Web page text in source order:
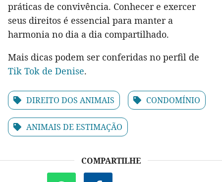
práticas de convivência. Conhecer e exercer
seus direitos é essencial para manter a
harmonia no dia a dia compartilhado.
Mais dicas podem ser conferidas no perfil de
Tik Tok de Denise.
DIREITO DOS ANIMAIS CONDOMÍNIO
ANIMAIS DE ESTIMAÇÃO
COMPARTILHE